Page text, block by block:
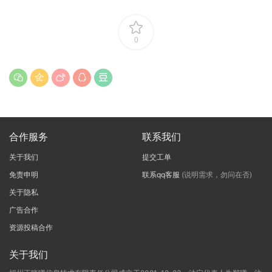
0
合作服务
关于我们
免责申明
关于隐私
广告合作
资源投稿合作
联系我们
提交工单
联系qq客服 (说明需求，勿问在否)
关于我们